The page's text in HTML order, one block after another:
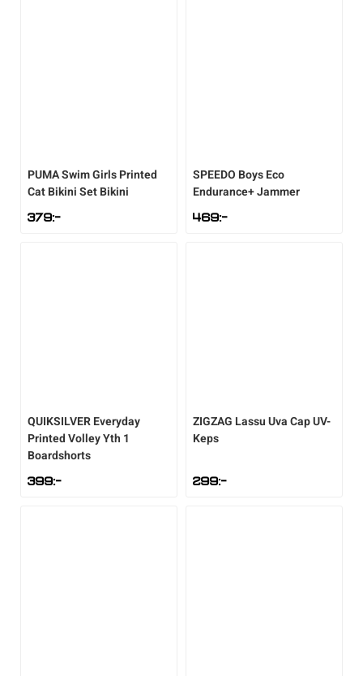
PUMASwim Girls Printed
Cat Bikini Set Bikini
379:-
SPEEDO Boys Eco
Endurance+ Jammer
469:-
QUIKSILVEREveryday
Printed Volley Yth 1
Boardshorts
399:-
ZIGZAG Lassu Uva Cap UV-
Keps
299:-